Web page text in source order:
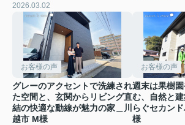
2026.03.02
お客様の声
グレーのアクセントで洗練され
た空間と、玄関からリビング直
結の快適な動線が魅力の家＿川
越市 M様
お客様の声
週末は果樹
む、自然と
らぐセカン
様